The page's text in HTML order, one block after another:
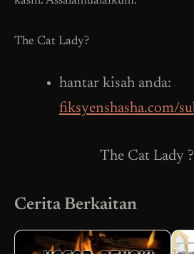
The Cat Lady?
hantar kisah anda:
fiksyenshasha.com/
The Cat Lady ?
Cerita Berkaitan